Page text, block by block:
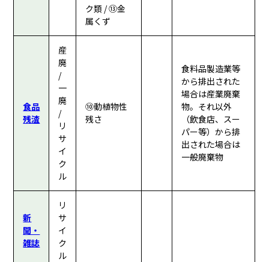
ク類 / ⑬金
属くず
食品
残渣
産
廃
/
一
廃
/
リ
サ
イ
ク
ル
⑩動植物性
残さ
食料品製造業等
から排出された
場合は産業廃棄
物。それ以外
（飲食店、スー
パー等）から排
出された場合は
一般廃棄物
新
聞・
雑誌
リ
サ
イ
ク
ル